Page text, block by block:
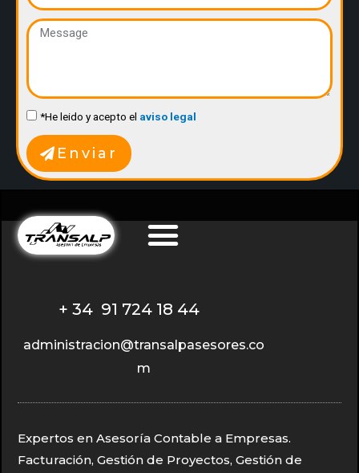
*He leido y acepto el aviso legal
Enviar
+ 34 91 724 18 44
administracion@transalpasesores.co
m
Expertos en Asesoría Contable a Empresas.
Facturación, Gestión de Proyectos, Gestión de